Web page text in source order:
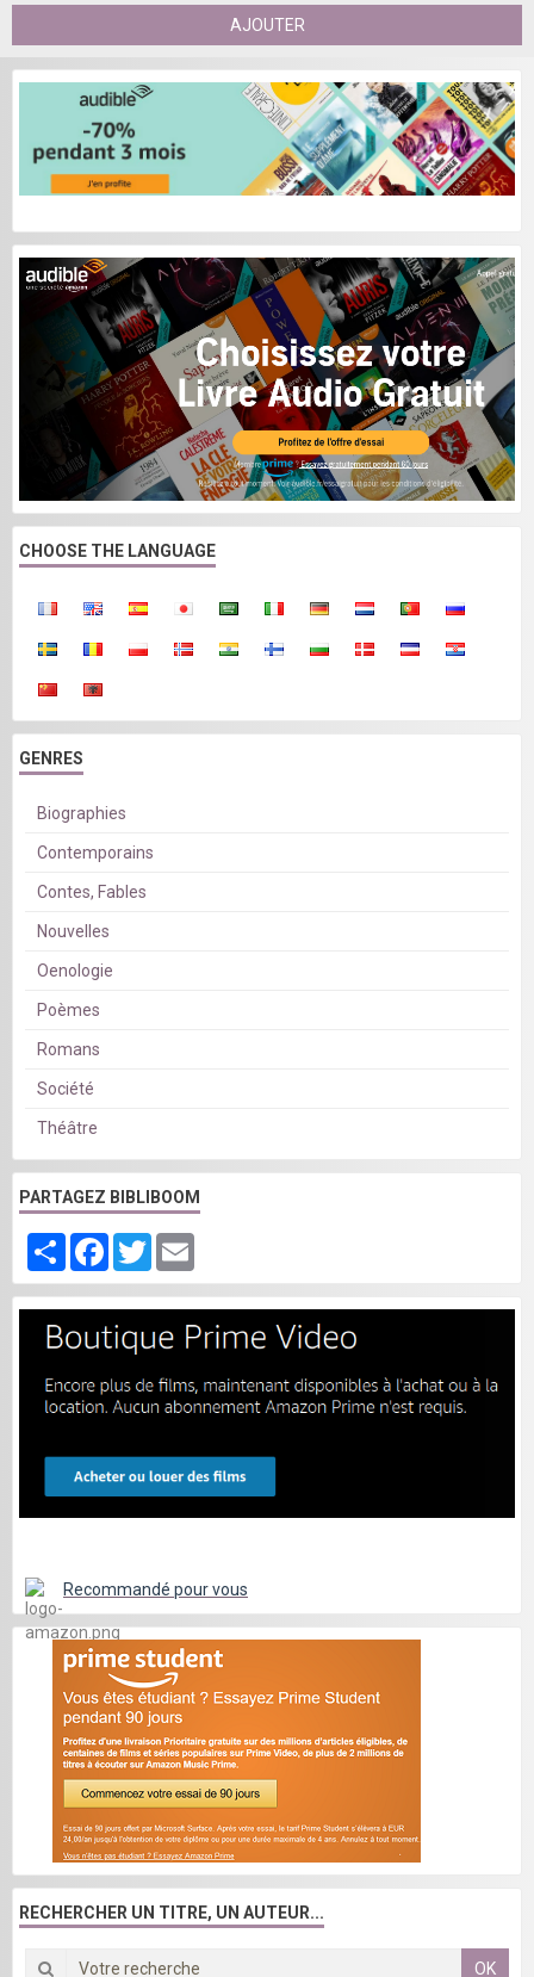
AJOUTER
CHOOSE THE LANGUAGE
GENRES
Biographies
Contemporains
Contes, Fables
Nouvelles
Oenologie
Poèmes
Romans
Société
Théâtre
PARTAGEZ BIBLIBOOM
PartagerFacebook
Twitter
Recommandé pour vous
RECHERCHER UN TITRE, UN AUTEUR...
OK